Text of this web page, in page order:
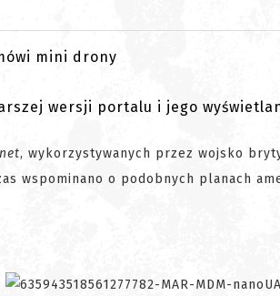
wersji portalu i jego
, wykorzystywanych przez wojsko
wspominano o podobnych planach